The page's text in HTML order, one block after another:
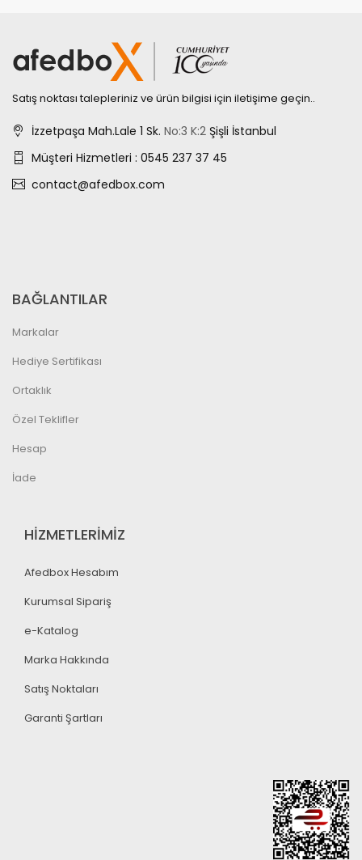
Satış noktası talepleriniz ve ürün bilgisi için iletişime geçin..
İzzetpaşa Mah.Lale 1 Sk. No:3 K:2 Şişli İstanbul
Müşteri Hizmetleri : 0545 237 37 45
contact@afedbox.com
BAĞLANTILAR
Markalar
Hediye Sertifikası
Ortaklık
Özel Teklifler
Hesap
İade
HİZMETLERİMİZ
Afedbox Hesabım
Kurumsal Sipariş
e-Katalog
Marka Hakkında
Satış Noktaları
Garanti Şartları